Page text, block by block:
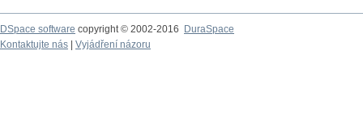
DSpace software copyright © 2002-2016
DuraSpace
Kontaktujte nás
Vyjádření názoru